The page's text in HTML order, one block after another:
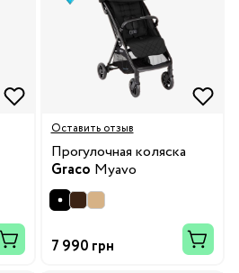
Оставить отзыв
Прогулочная коляска
Graco Myavo
7 990 грн